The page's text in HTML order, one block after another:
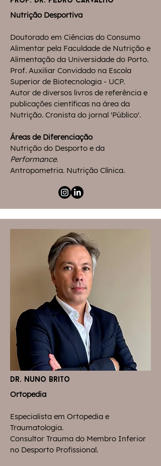
Nutrição Desportiva
Doutorado em Ciências do Consumo
Alimentar pela Faculdade de Nutrição e
Alimentação da Universidade do Porto. ​
Prof. Auxiliar Convidado na Escola
Superior de Biotecnologia - UCP.
Autor de diversos livros de referência e
publicações científicas na área da
Nutrição. Cronista do jornal 'Público'.
Áreas de Diferenciação
Nutrição do Desporto e da
Performance.
Antropometria. Nutrição Clínica.​​​​​
dr. nuno brito
Ortopedia
Especialista em Ortopedia e
Traumatologia.
Consultor Trauma do Membro Inferior
no Desporto Profissional.